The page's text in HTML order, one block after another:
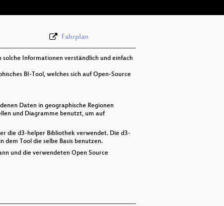
Fahrplan
Informationen verständlich und einfach
BI-Tool, welches sich auf Open-Source
Daten in geographische Regionen
und Diagramme benutzt, um auf
die d3-helper Bibliothek verwendet. Die d3-
Tool die selbe Basis benutzen.
und die verwendeten Open Source